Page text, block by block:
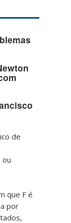
de
ou
que F é
por